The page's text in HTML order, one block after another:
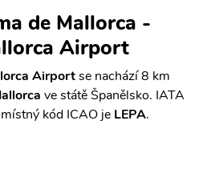
de Mallorca -
Airport
Airportse nachází 8 km
ve státě Španělsko. IATA
kód ICAO je LEPA.